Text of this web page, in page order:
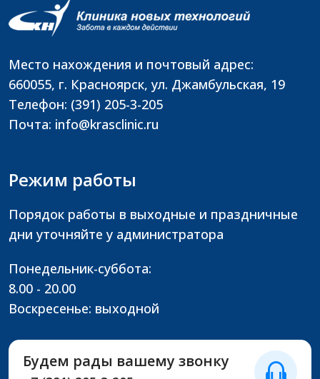
Место нахождения и почтовый адрес:
660055, г. Красноярск, ул. Джамбульская, 19
Телефон: (391) 205-3-205
Почта: info@krasclinic.ru
Режим работы
Порядок работы в выходные и праздничные
дни уточняйте у администратора
Понедельник-суббота:
8.00 - 20.00
Воскресенье: выходной
Будем рады вашему звонку